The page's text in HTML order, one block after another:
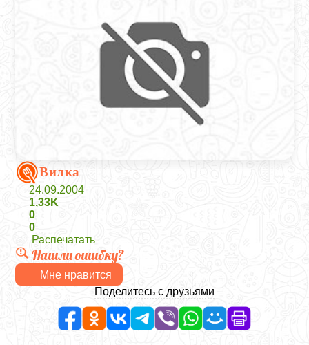
Вилка
24.09.2004
1,33K
0
0
Распечатать
Нашли ошибку?
Мне нравится
Поделитесь с друзьями